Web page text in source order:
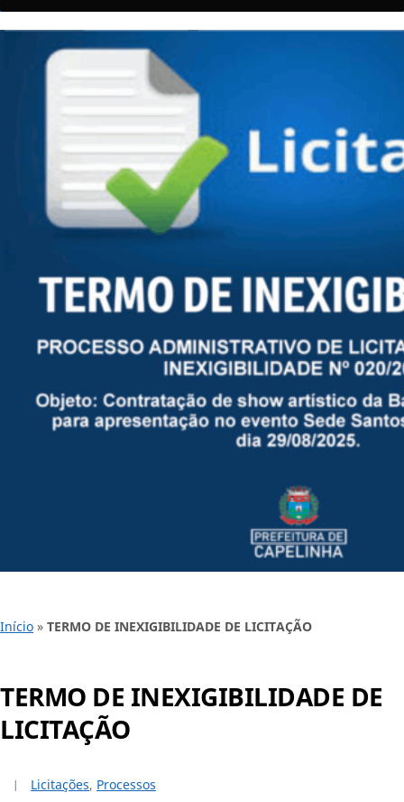
Início » TERMO DE INEXIGIBILIDADE DE LICITAÇÃO
TERMO DE INEXIGIBILIDADE DE
LICITAÇÃO
Licitações, Processos